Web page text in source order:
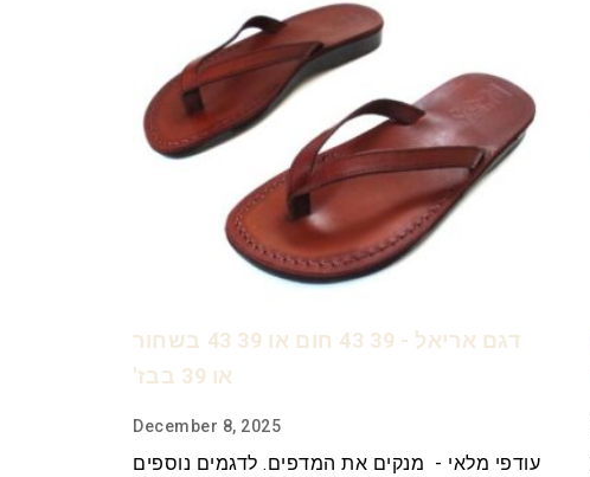
דגם אריאל - 39 43 חום או 39 43 בשחור
או 39 בבז'
December 8, 2025
עודפי מלאי - מנקים את המדפים. לדגמים נוספים